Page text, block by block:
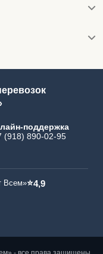
поддержка
(918) 890-02-95
Всем»⭐4,9